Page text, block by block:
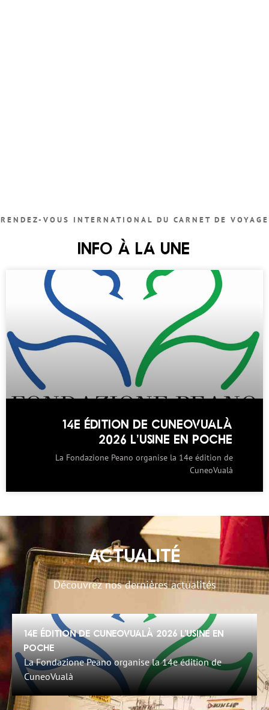
RENDEZ-VOUS INTERNATIONAL DU CARNET DE VOYAGE
INFO À LA UNE
14E ÉDITION DE CUNEOVUALÀ
2026 L’USINE EN POCHE
La Fondazione Peano organise la 14e édition de
CuneoVualà
ACTUALITÉ
Découvrez nos dernières actualités
14e édition de CuneoVualà 2026 L’Usine en
poche
La Fondazione Peano organise la 14e édition de
CuneoVualà